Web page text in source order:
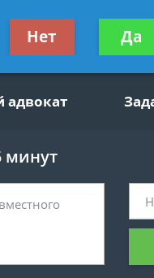
Получите
адвокат
минут
Нет Да